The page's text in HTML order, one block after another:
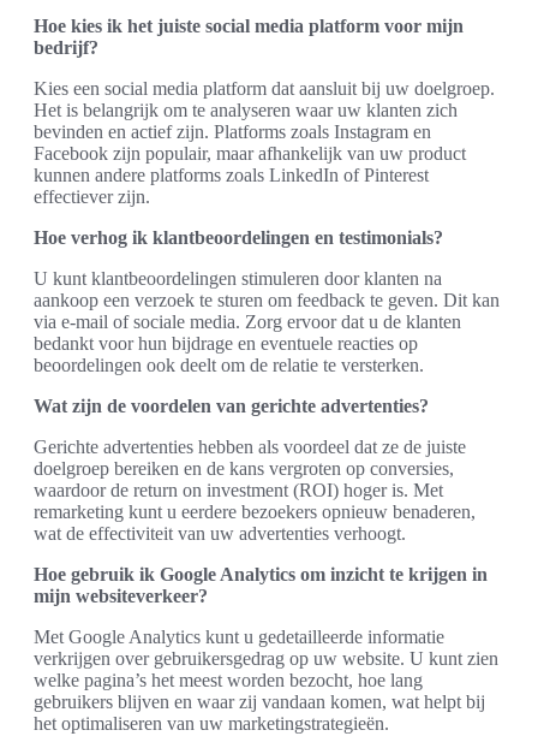
Hoe kies ik het juiste social media platform voor mijn
bedrijf?
Kies een social media platform dat aansluit bij uw doelgroep.
Het is belangrijk om te analyseren waar uw klanten zich
bevinden en actief zijn. Platforms zoals Instagram en
Facebook zijn populair, maar afhankelijk van uw product
kunnen andere platforms zoals LinkedIn of Pinterest
effectiever zijn.
Hoe verhog ik klantbeoordelingen en testimonials?
U kunt klantbeoordelingen stimuleren door klanten na
aankoop een verzoek te sturen om feedback te geven. Dit kan
via e-mail of sociale media. Zorg ervoor dat u de klanten
bedankt voor hun bijdrage en eventuele reacties op
beoordelingen ook deelt om de relatie te versterken.
Wat zijn de voordelen van gerichte advertenties?
Gerichte advertenties hebben als voordeel dat ze de juiste
doelgroep bereiken en de kans vergroten op conversies,
waardoor de return on investment (ROI) hoger is. Met
remarketing kunt u eerdere bezoekers opnieuw benaderen,
wat de effectiviteit van uw advertenties verhoogt.
Hoe gebruik ik Google Analytics om inzicht te krijgen in
mijn websiteverkeer?
Met Google Analytics kunt u gedetailleerde informatie
verkrijgen over gebruikersgedrag op uw website. U kunt zien
welke pagina’s het meest worden bezocht, hoe lang
gebruikers blijven en waar zij vandaan komen, wat helpt bij
het optimaliseren van uw marketingstrategieën.